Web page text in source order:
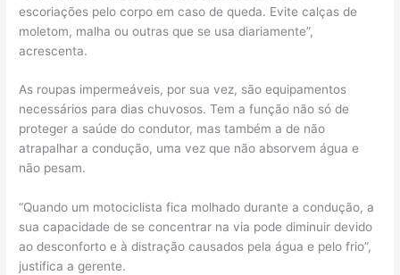
escoriações pelo corpo em caso de queda. Evite calças de
moletom, malha ou outras que se usa diariamente”,
acrescenta.
As roupas impermeáveis, por sua vez, são equipamentos
necessários para dias chuvosos. Tem a função não só de
proteger a saúde do condutor, mas também a de não
atrapalhar a condução, uma vez que não absorvem água e
não pesam.
“Quando um motociclista fica molhado durante a condução, a
sua capacidade de se concentrar na via pode diminuir devido
ao desconforto e à distração causados pela água e pelo frio”,
justifica a gerente.